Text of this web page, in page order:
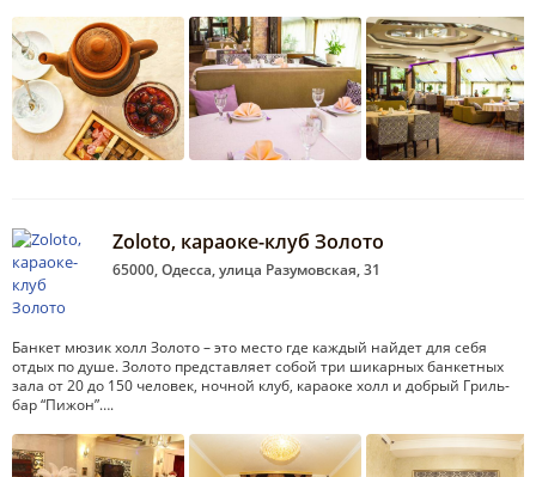
Zoloto, караоке-клуб Золото
65000, Одесса, улица Разумовская, 31
Банкет мюзик холл Золото – это место где каждый найдет для себя
отдых по душе. Золото представляет собой три шикарных банкетных
зала от 20 до 150 человек, ночной клуб, караоке холл и добрый Гриль-
бар “Пижон”….